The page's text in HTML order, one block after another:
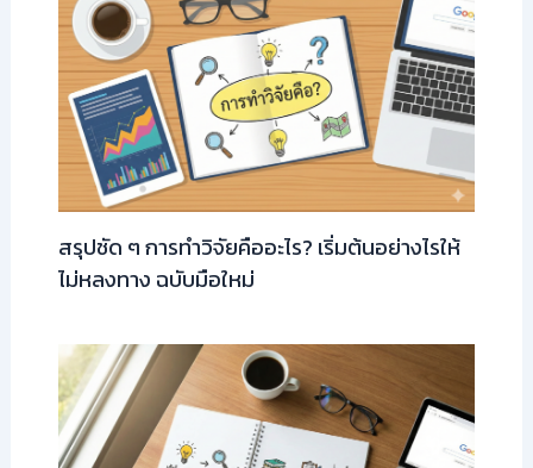
สรุปชัด ๆ การทำวิจัยคืออะไร? เริ่มต้นอย่างไรให้
ไม่หลงทาง ฉบับมือใหม่